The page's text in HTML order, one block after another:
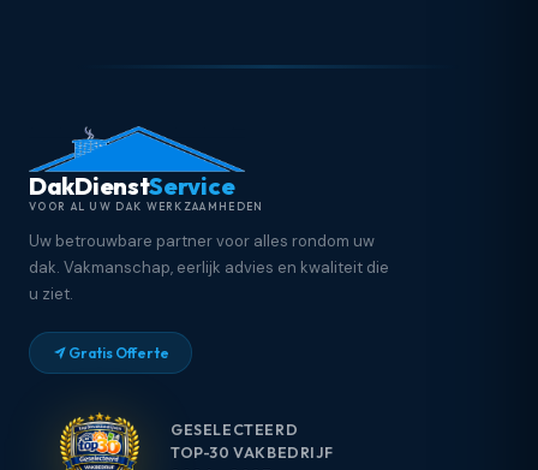
DakDienstService
VOOR AL UW DAK WERKZAAMHEDEN
Uw betrouwbare partner voor alles rondom uw
dak. Vakmanschap, eerlijk advies en kwaliteit die
u ziet.
Gratis Offerte
GESELECTEERD
TOP-30 VAKBEDRIJF